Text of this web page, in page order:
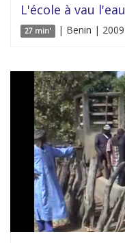
L'école à vau l'eau
27 min' | Benin | 2009